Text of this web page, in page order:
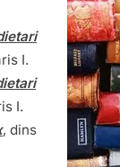
I.
I.
, dins